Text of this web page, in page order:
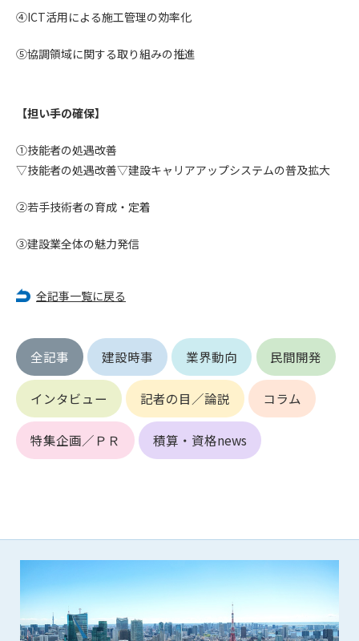
④ICT活用による施工管理の効率化
⑤協調領域に関する取り組みの推進
【担い手の確保】
①技能者の処遇改善
▽技能者の処遇改善▽建設キャリアアップシステムの普及拡大
②若手技術者の育成・定着
③建設業全体の魅力発信
全記事一覧に戻る
全記事 建設時事 業界動向 民間開発
インタビュー 記者の目／論説 コラム
特集企画／ＰＲ 積算・資格news
(2) 建設資料館の運営および保守管理上、必要と判断した場合
(3) 広告掲載料金の支払が遅延した場合
(4) その他、管理者が不適当と判断した場合
廃止を含み)し、本サービスの運営を中止または廃止することが
被った損害について管理者は､一切の責任をも負わないものと
します。
会員の氏名、住所、性別、年齢、メールアドレスその他本サー
個人情報といいます）について、管理者は、以下の各号に該当
(1) 会員が、自己の個人情報の開示に事前に同意している場合
者に提供する場合
(3) 第三者および管理者の権利、財産、安全等を保護するため
に必要であると管理者が判断した場合
(4) 法令等により開示を求められた場合
第10条（免責事項）
管理者は、会員が登録した内容が以下に該当する、またはその
生じた一切の損害に対して、管理者は、何らの責任も負わな
いものとします。
2. 会員は、自己の費用と責任において本サービスを利用するも
のとし、会員による本サービスの利用に関連し、第三者から
問合せ、クレーム、請求等がなされまたは訴訟が提起された
場合、当該会員は、自らの費用と責任においてこれを解決す